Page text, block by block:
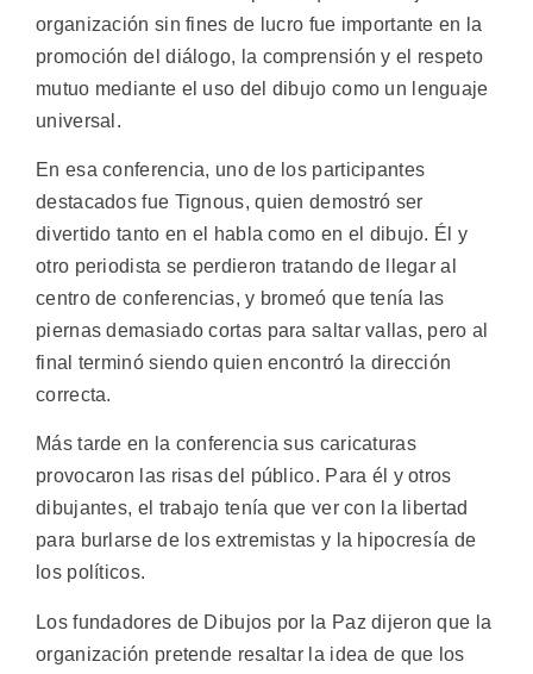
organización sin fines de lucro fue importante en la
promoción del diálogo, la comprensión y el respeto
mutuo mediante el uso del dibujo como un lenguaje
universal.
En esa conferencia, uno de los participantes
destacados fue Tignous, quien demostró ser
divertido tanto en el habla como en el dibujo. Él y
otro periodista se perdieron tratando de llegar al
centro de conferencias, y bromeó que tenía las
piernas demasiado cortas para saltar vallas, pero al
final terminó siendo quien encontró la dirección
correcta.
Más tarde en la conferencia sus caricaturas
provocaron las risas del público. Para él y otros
dibujantes, el trabajo tenía que ver con la libertad
para burlarse de los extremistas y la hipocresía de
los políticos.
Los fundadores de Dibujos por la Paz dijeron que la
organización pretende resaltar la idea de que los